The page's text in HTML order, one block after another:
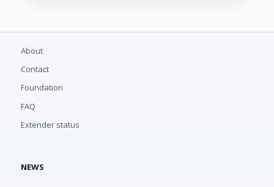
About
Contact
Foundation
FAQ
Extender status
NEWS